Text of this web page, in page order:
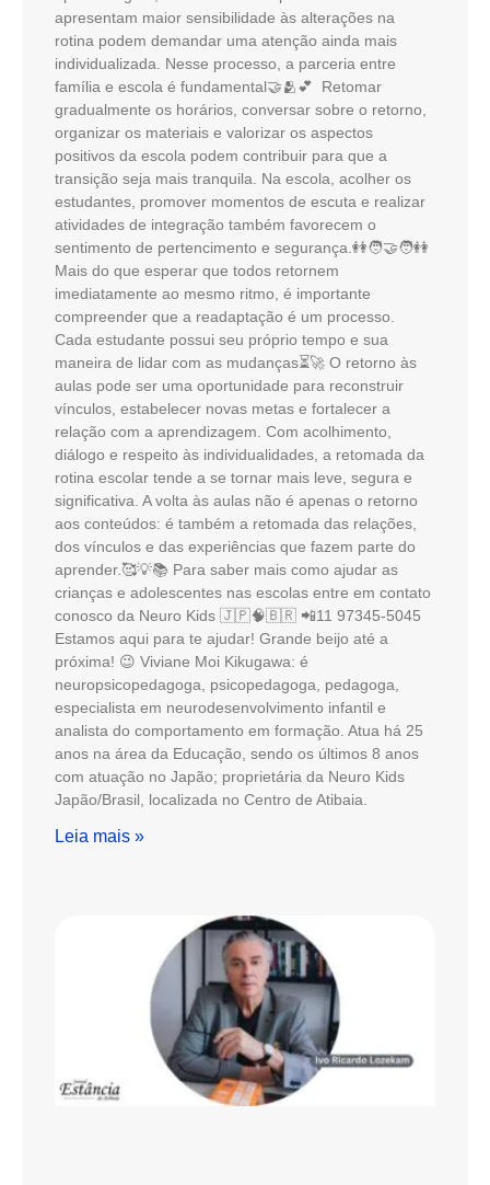
apresentam maior sensibilidade às alterações na
rotina podem demandar uma atenção ainda mais
individualizada. Nesse processo, a parceria entre
família e escola é fundamental🤝🫂💕 Retomar
gradualmente os horários, conversar sobre o retorno,
organizar os materiais e valorizar os aspectos
positivos da escola podem contribuir para que a
transição seja mais tranquila. Na escola, acolher os
estudantes, promover momentos de escuta e realizar
atividades de integração também favorecem o
sentimento de pertencimento e segurança.👭🧑‍🤝‍🧑👭
Mais do que esperar que todos retornem
imediatamente ao mesmo ritmo, é importante
compreender que a readaptação é um processo.
Cada estudante possui seu próprio tempo e sua
maneira de lidar com as mudanças⏳️🚀 O retorno às
aulas pode ser uma oportunidade para reconstruir
vínculos, estabelecer novas metas e fortalecer a
relação com a aprendizagem. Com acolhimento,
diálogo e respeito às individualidades, a retomada da
rotina escolar tende a se tornar mais leve, segura e
significativa. A volta às aulas não é apenas o retorno
aos conteúdos: é também a retomada das relações,
dos vínculos e das experiências que fazem parte do
aprender.🥰💡📚 Para saber mais como ajudar as
crianças e adolescentes nas escolas entre em contato
conosco da Neuro Kids 🇯🇵🧠🇧🇷 📲11 97345-5045
Estamos aqui para te ajudar! Grande beijo até a
próxima! 😉 Viviane Moi Kikugawa: é
neuropsicopedagoga, psicopedagoga, pedagoga,
especialista em neurodesenvolvimento infantil e
analista do comportamento em formação. Atua há 25
anos na área da Educação, sendo os últimos 8 anos
com atuação no Japão; proprietária da Neuro Kids
Japão/Brasil, localizada no Centro de Atibaia.
Leia mais »